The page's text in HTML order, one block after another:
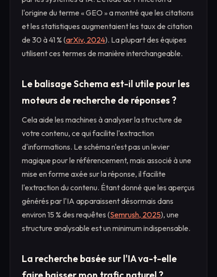
l'origine du terme « GEO » a montré que les citations
et les statistiques augmentaient les taux de citation
de 30 à 41 % (arXiv, 2024). La plupart des équipes
utilisent ces termes de manière interchangeable.
Le balisage Schema est-il utile pour les
moteurs de recherche de réponses ?
Cela aide les machines à analyser la structure de
votre contenu, ce qui facilite l'extraction
d'informations. Le schéma n'est pas un levier
magique pour le référencement, mais associé à une
mise en forme axée sur la réponse, il facilite
l'extraction du contenu. Étant donné que les aperçus
générés par l'IA apparaissent désormais dans
environ 15 % des requêtes (Semrush, 2025), une
structure analysable est un minimum indispensable.
La recherche basée sur l'IA va-t-elle